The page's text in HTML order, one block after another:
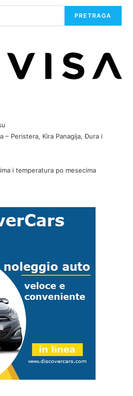
PRETRAGA
– Peristera, Kira Panagija, Đura i
i temperatura po mesecima